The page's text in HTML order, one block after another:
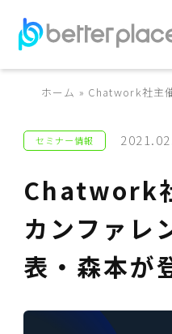
ホーム » Chatwork社主
セミナー情報
Chatwork
カンファレ
表・森本が